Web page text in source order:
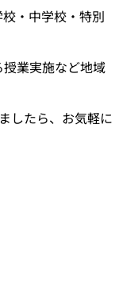
・中学校・特別
業実施など地域
したら、お気軽に